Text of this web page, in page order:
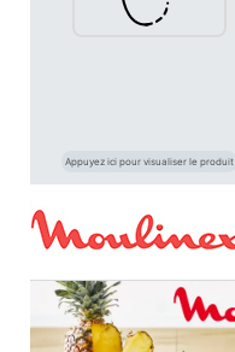
Appuyez ici pour visualiser le produit